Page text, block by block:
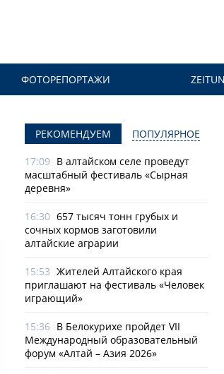
ФОТОРЕПОРТАЖИ
РЕКОМЕНДУЕМ ПОПУЛЯРНОЕ
17:09 В алтайском селе проведут
масштабный фестиваль «Сырная
деревня»
16:30 657 тысяч тонн грубых и
сочных кормов заготовили
алтайские аграрии
15:53 Жителей Алтайского края
приглашают на фестиваль «Человек
играющий»
15:36 В Белокурихе пройдет VII
Международный образовательный
форум «Алтай – Азия 2026»